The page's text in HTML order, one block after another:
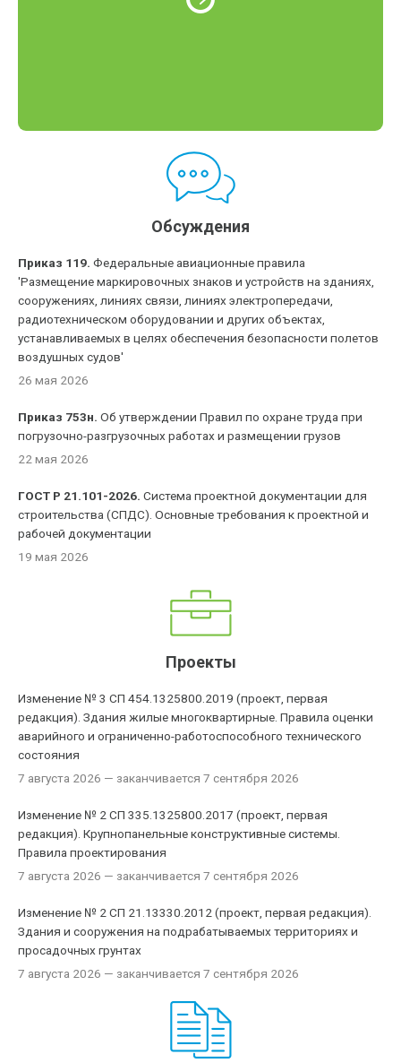
Обсуждения
Приказ 119. Федеральные авиационные правила
'Размещение маркировочных знаков и устройств на зданиях,
сооружениях, линиях связи, линиях электропередачи,
радиотехническом оборудовании и других объектах,
устанавливаемых в целях обеспечения безопасности полетов
воздушных судов'
26 мая 2026
Приказ 753н. Об утверждении Правил по охране труда при
погрузочно-разгрузочных работах и размещении грузов
22 мая 2026
ГОСТ Р 21.101-2026. Система проектной документации для
строительства (СПДС). Основные требования к проектной и
рабочей документации
19 мая 2026
Проекты
Изменение № 3 СП 454.1325800.2019 (проект, первая
редакция). Здания жилые многоквартирные. Правила оценки
аварийного и ограниченно-работоспособного технического
состояния
7 августа 2026 — заканчивается 7 сентября 2026
Изменение № 2 СП 335.1325800.2017 (проект, первая
редакция). Крупнопанельные конструктивные системы.
Правила проектирования
7 августа 2026 — заканчивается 7 сентября 2026
Изменение № 2 СП 21.13330.2012 (проект, первая редакция).
Здания и сооружения на подрабатываемых территориях и
просадочных грунтах
7 августа 2026 — заканчивается 7 сентября 2026